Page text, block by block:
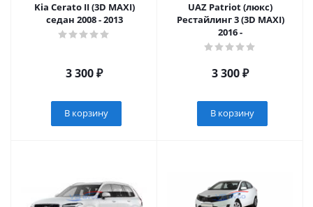
Kia Cerato II (3D MAXI)
седан 2008 - 2013
3 300₽
В корзину
UAZ Patriot (люкс)
Рестайлинг 3 (3D MAXI)
2016 -
3 300₽
В корзину